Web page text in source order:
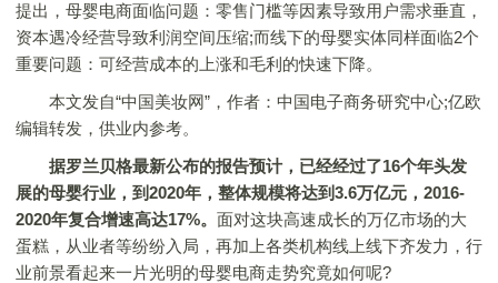
提出，母婴电商面临问题：零售门槛等因素导致用户需求垂直，
资本遇冷经营导致利润空间压缩;而线下的母婴实体同样面临2个
重要问题：可经营成本的上涨和毛利的快速下降。
本文发自“中国美妆网”，作者：中国电子商务研究中心;亿欧
编辑转发，供业内参考。
据罗兰贝格最新公布的报告预计，已经经过了16个年头发
展的母婴行业，到2020年，整体规模将达到3.6万亿元，2016-
2020年复合增速高达17%。 面对这块高速成长的万亿市场的大
蛋糕，从业者等纷纷入局，再加上各类机构线上线下齐发力，行
业前景看起来一片光明的母婴电商走势究竟如何呢?